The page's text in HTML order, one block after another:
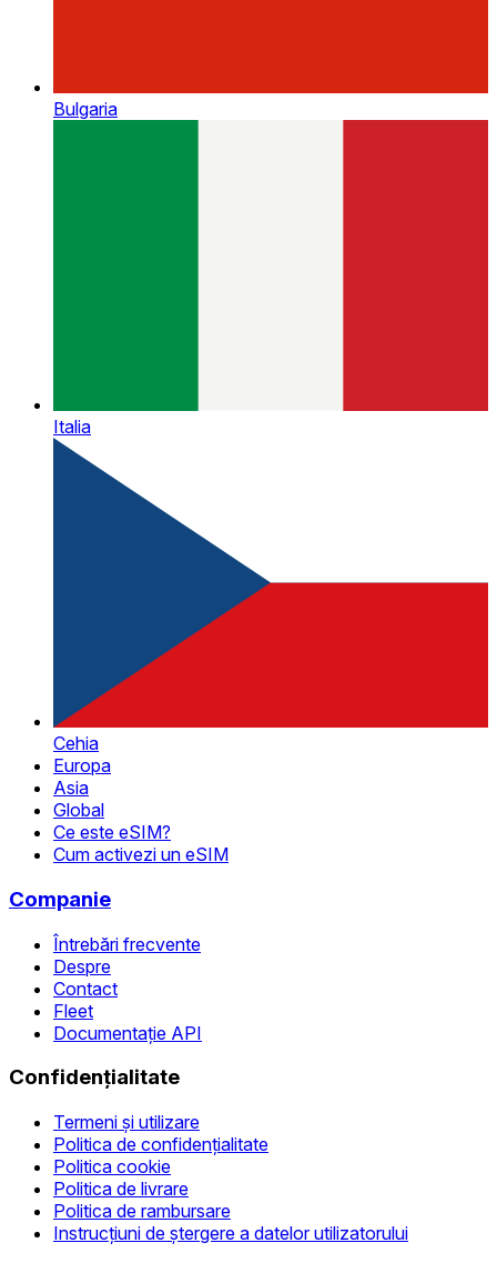
Bulgaria
Italia
Cehia
Europa
Asia
Global
Ce este eSIM?
Cum activezi un eSIM
Companie
Întrebări frecvente
Despre
Contact
Fleet
Documentație API
Confidențialitate
Termeni și utilizare
Politica de confidențialitate
Politica cookie
Politica de livrare
Politica de rambursare
Instrucțiuni de ștergere a datelor utilizatorului